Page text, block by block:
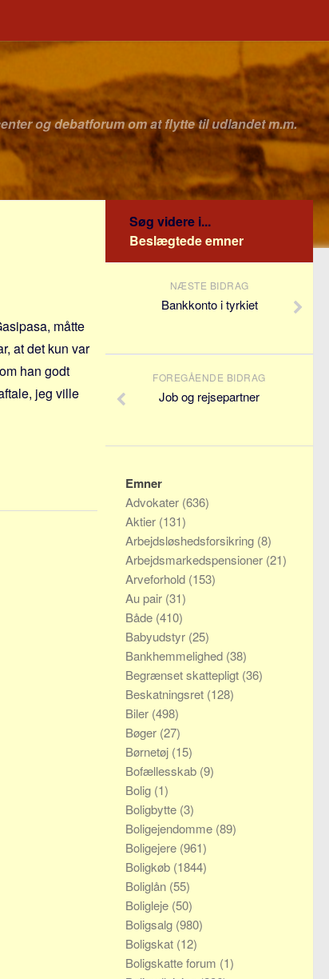
og debatforum om at flytte til udlandet m.m.
måtte
at det kun var
han godt
jeg ville
Søg videre i...
Beslægtede emner
NÆSTE BIDRAG
Bankkonto i tyrkiet
FOREGÅENDE BIDRAG
Job og rejsepartner
Emner
Advokater (636)
Aktier (131)
Arbejdsløshedsforsikring (8)
Arbejdsmarkedspensioner (21)
Arveforhold (153)
Au pair (31)
Både (410)
Babyudstyr (25)
Bankhemmelighed (38)
Begrænset skattepligt (36)
Beskatningsret (128)
Biler (498)
Bøger (27)
Børnetøj (15)
Bofællesskab (9)
Bolig (1)
Boligbytte (3)
Boligejendomme (89)
Boligejere (961)
Boligkøb (1844)
Boliglån (55)
Boligleje (50)
Boligsalg (980)
Boligskat (12)
Boligskatte forum (1)